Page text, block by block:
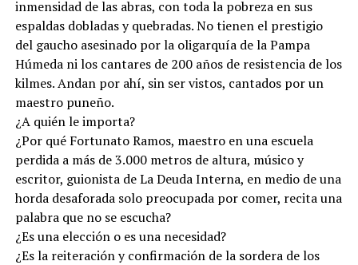
inmensidad de las abras, con toda la pobreza en sus
espaldas dobladas y quebradas. No tienen el prestigio
del gaucho asesinado por la oligarquía de la Pampa
Húmeda ni los cantares de 200 años de resistencia de los
kilmes. Andan por ahí, sin ser vistos, cantados por un
maestro puneño.
¿A quién le importa?
¿Por qué Fortunato Ramos, maestro en una escuela
perdida a más de 3.000 metros de altura, músico y
escritor, guionista de La Deuda Interna, en medio de una
horda desaforada solo preocupada por comer, recita una
palabra que no se escucha?
¿Es una elección o es una necesidad?
¿Es la reiteración y confirmación de la sordera de los